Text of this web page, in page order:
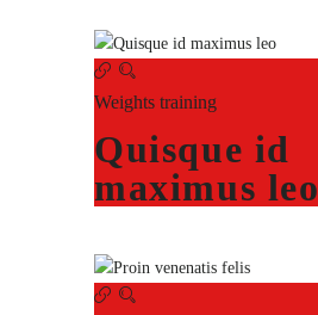
Weights training
Quisque id
maximus leo